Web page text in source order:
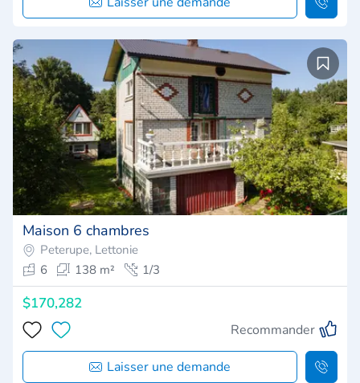
Maison 6 chambres
Peterupe, Lettonie
6
138 m² 1/3
$170,282
Recommander
Laisser une demande